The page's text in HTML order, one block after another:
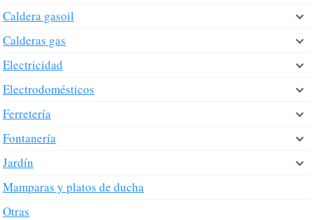
Caldera gasoil
Calderas gas
Electricidad
Electrodomésticos
Ferretería
Fontanería
Jardín
Mamparas y platos de ducha
Otras